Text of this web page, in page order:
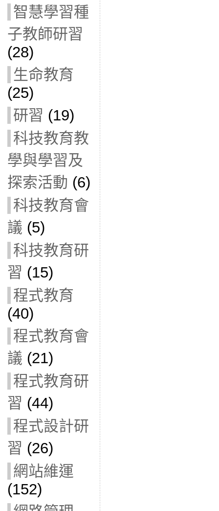
智慧學習種
子教師研習
(28)
生命教育
(25)
研習 (19)
科技教育教
學與學習及
探索活動 (6)
科技教育會
議 (5)
科技教育研
習 (15)
程式教育
(40)
程式教育會
議 (21)
程式教育研
習 (44)
程式設計研
習 (26)
網站維運
(152)